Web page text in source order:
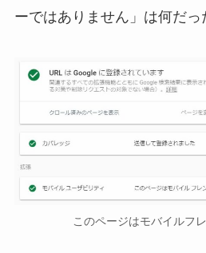
ーではありません」は何だっ
このページはモバイルフ